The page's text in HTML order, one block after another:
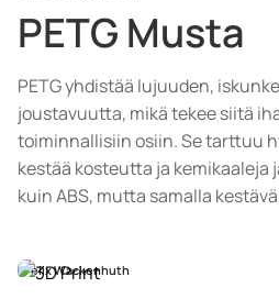
PETG Musta
PETG yhdistää lujuuden,
joustavuutta, mikä tekee siitä
toiminnallisiin osiin. Se tarttuu
kestää kosteutta ja kemikaaleja
kuin ABS, mutta samalla
Felix Wackenhuth